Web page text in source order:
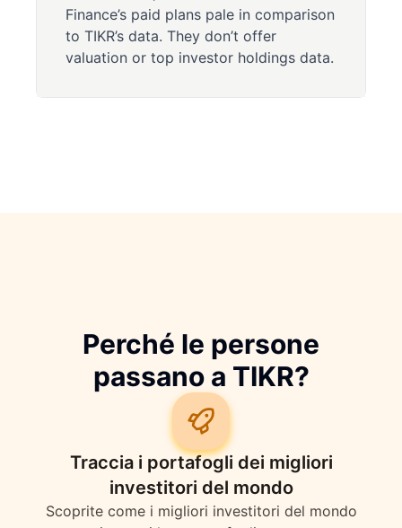
Finance’s paid plans pale in comparison
to TIKR’s data. They don’t offer
valuation or top investor holdings data.
Perché le persone
passano a TIKR?
Traccia i portafogli dei migliori
investitori del mondo
Scoprite come i migliori investitori del mondo